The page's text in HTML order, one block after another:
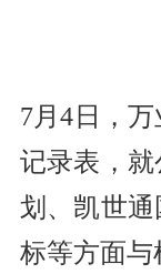
7月4日，
记录表，
划、凯世通
标等方面与